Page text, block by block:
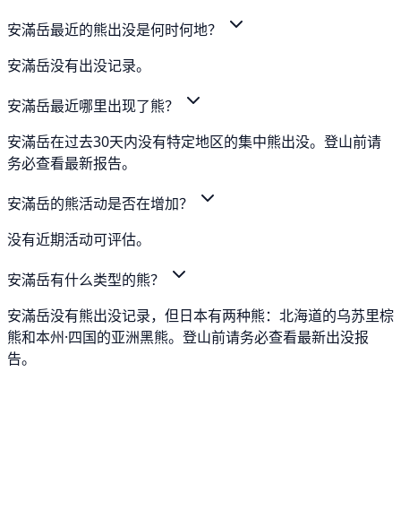
安滿岳最近的熊出没是何时何地？
安滿岳没有出没记录。
安滿岳最近哪里出现了熊？
安滿岳在过去30天内没有特定地区的集中熊出没。登山前请
务必查看最新报告。
安滿岳的熊活动是否在增加？
没有近期活动可评估。
安滿岳有什么类型的熊？
安滿岳没有熊出没记录，但日本有两种熊：北海道的乌苏里棕
熊和本州·四国的亚洲黑熊。登山前请务必查看最新出没报
告。